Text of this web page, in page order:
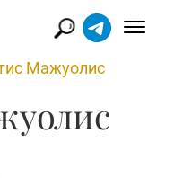
Мажуолис